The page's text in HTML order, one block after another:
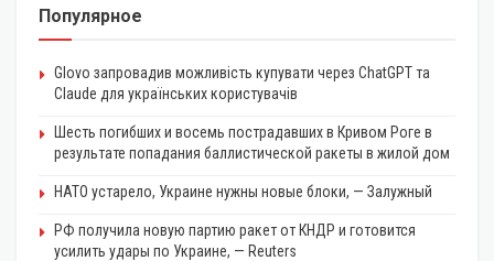
Популярное
Glovo запровадив можливість купувати через ChatGPT та
Claude для українських користувачів
Шесть погибших и восемь пострадавших в Кривом Роге в
результате попадания баллистической ракеты в жилой дом
НАТО устарело, Украине нужны новые блоки, — Залужный
РФ получила новую партию ракет от КНДР и готовится
усилить удары по Украине, — Reuters